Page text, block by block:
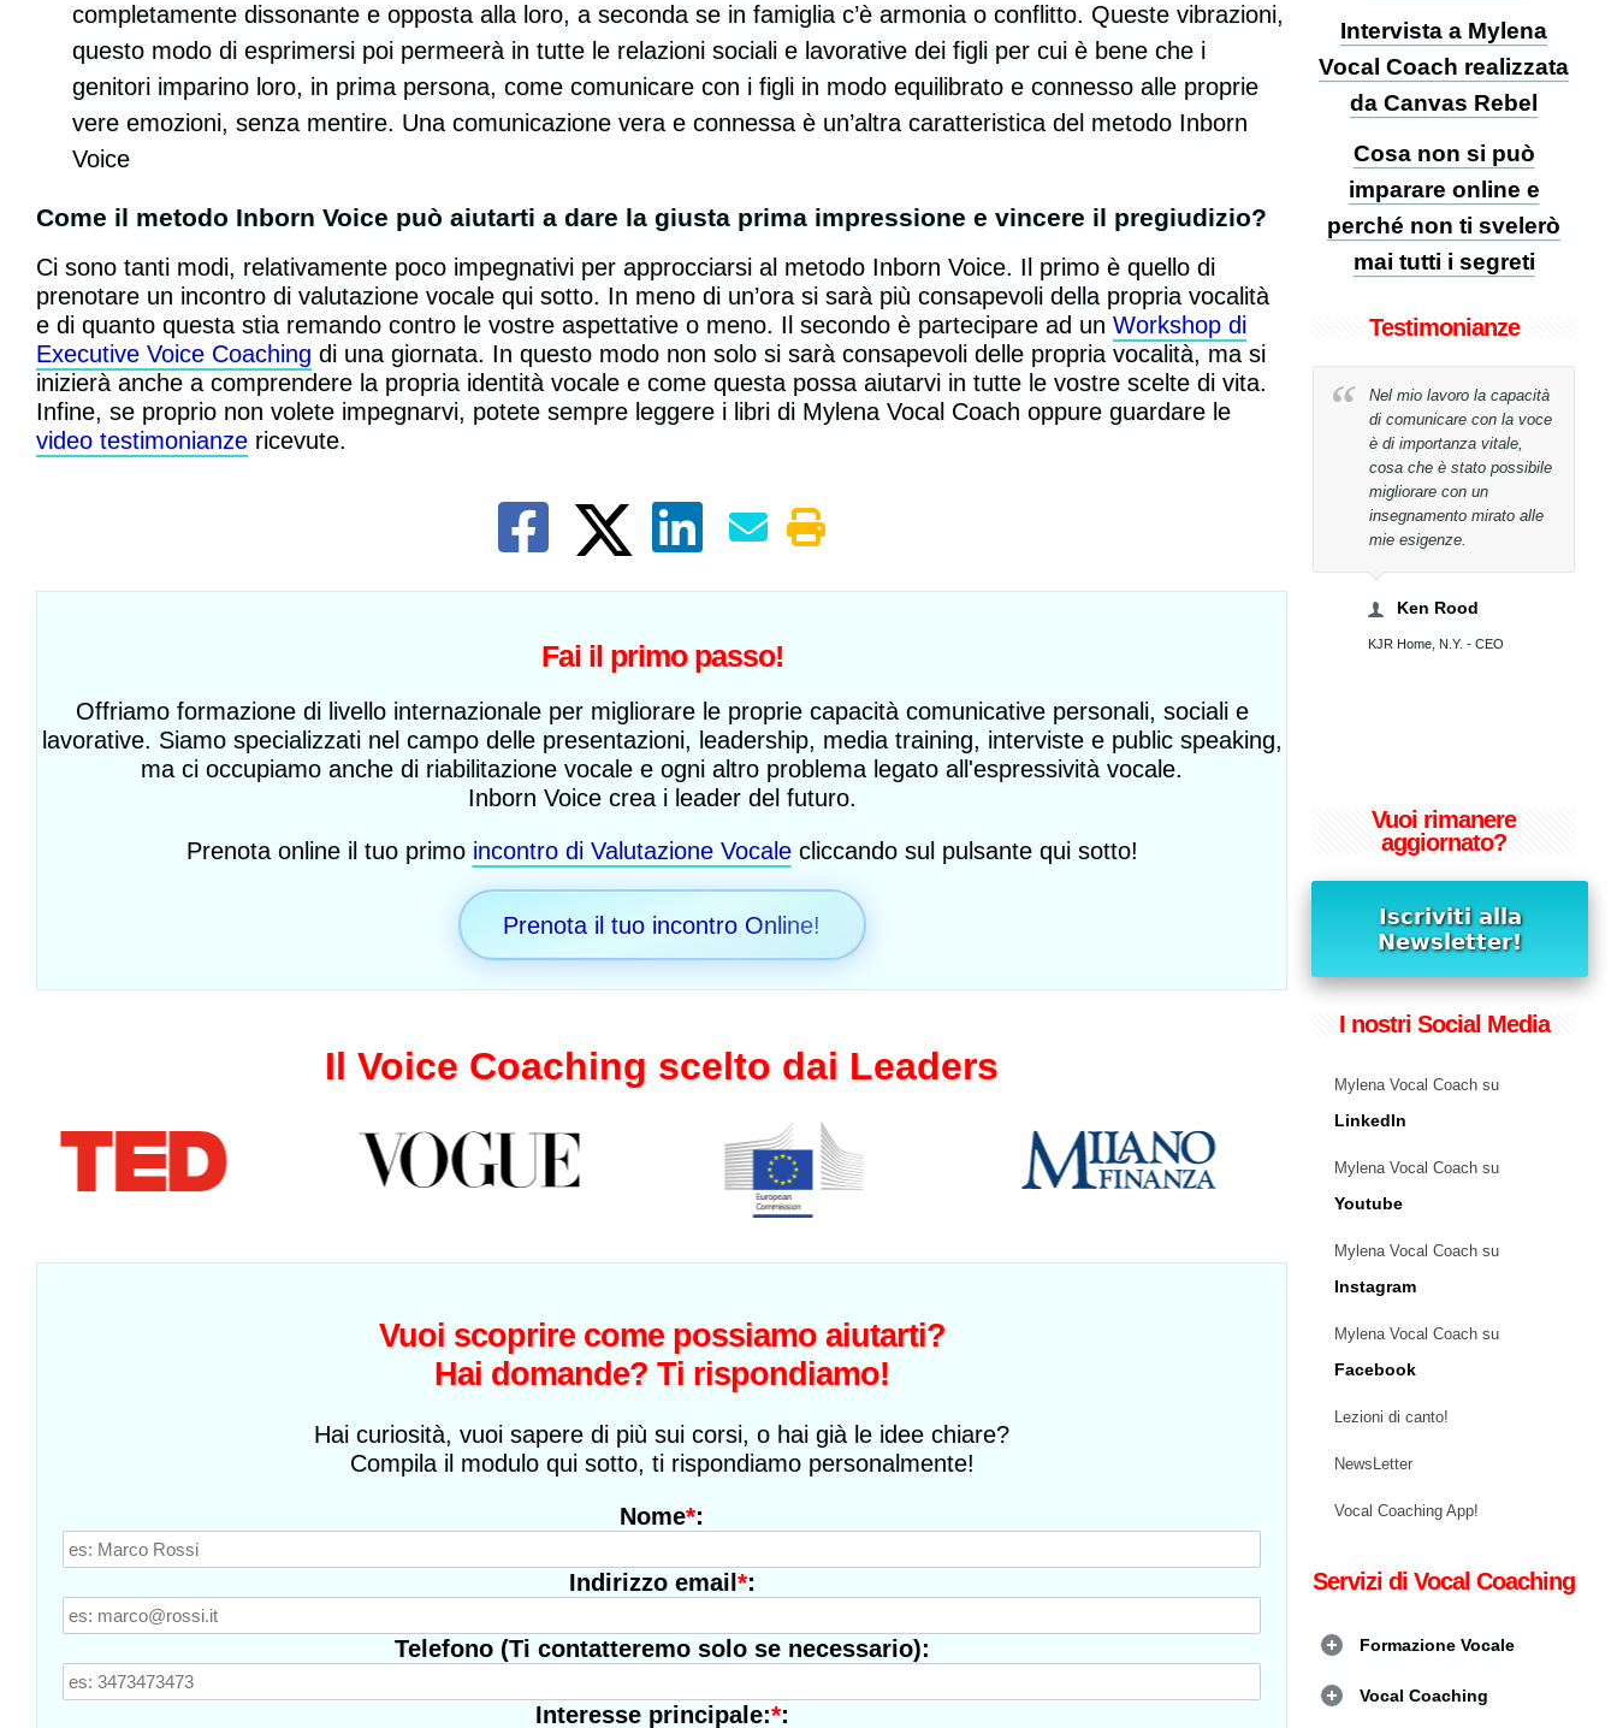
completamente dissonante e opposta alla loro, a seconda se in famiglia c’è armonia o conflitto. Queste vibrazioni,
questo modo di esprimersi poi permeerà in tutte le relazioni sociali e lavorative dei figli per cui è bene che i
genitori imparino loro, in prima persona, come comunicare con i figli in modo equilibrato e connesso alle proprie
vere emozioni, senza mentire. Una comunicazione vera e connessa è un’altra caratteristica del metodo Inborn
Voice
Come il metodo Inborn Voice può aiutarti a dare la giusta prima impressione e vincere il pregiudizio?
Ci sono tanti modi, relativamente poco impegnativi per approcciarsi al metodo Inborn Voice. Il primo è quello di
prenotare un incontro di valutazione vocale qui sotto. In meno di un’ora si sarà più consapevoli della propria vocalità
e di quanto questa stia remando contro le vostre aspettative o meno. Il secondo è partecipare ad un Workshop di
Executive Voice Coaching di una giornata. In questo modo non solo si sarà consapevoli delle propria vocalità, ma si
inizierà anche a comprendere la propria identità vocale e come questa possa aiutarvi in tutte le vostre scelte di vita.
Infine, se proprio non volete impegnarvi, potete sempre leggere i libri di Mylena Vocal Coach oppure guardare le
video testimonianze ricevute.
Fai il primo passo!
Offriamo formazione di livello internazionale per migliorare le proprie capacità comunicative personali, sociali e
lavorative. Siamo specializzati nel campo delle presentazioni, leadership, media training, interviste e public speaking,
ma ci occupiamo anche di riabilitazione vocale e ogni altro problema legato all'espressività vocale.
Inborn Voice crea i leader del futuro.
Prenota online il tuo primo incontro di Valutazione Vocalecliccando sul pulsante qui sotto!
Prenota il tuo incontro Online!
Il Voice Coaching scelto dai Leaders
Vuoi scoprire come possiamo aiutarti?
Hai domande? Ti rispondiamo!
Hai curiosità, vuoi sapere di più sui corsi, o hai già le idee chiare?
Compila il modulo qui sotto, ti rispondiamo personalmente!
Nome*:
Indirizzo email *:
Telefono (Ti contatteremo solo se necessario):
Interesse principale:*:
Intervista a Mylena
Vocal Coach realizzata
da Canvas Rebel
Cosa non si può
imparare online e
perché non ti svelerò
mai tutti i segreti
Testimonianze
Sono rimasta sorpresa
dalla serietà e
lezioni ho sviluppato una
voce più resistente e ora
senza problemi le canzoni
Cantante, Milano
Non avrei mai creduto di
riuscire a raggiungere il
Nel mio lavoro la capacità
di comunicare con la voce
è di importanza vitale,
cosa che è stato possibile
migliorare con un
insegnamento mirato alle
mie esigenze.
Ken Rood
KJR Home, N.Y. - CEO
Vuoi rimanere
aggiornato?
I nostri Social Media
Mylena Vocal Coach su
LinkedIn
Mylena Vocal Coach su
Youtube
Mylena Vocal Coach su
Instagram
Mylena Vocal Coach su
Facebook
Lezioni di canto!
NewsLetter
Vocal Coaching App!
Servizi di Vocal Coaching
Formazione Vocale
Vocal Coaching